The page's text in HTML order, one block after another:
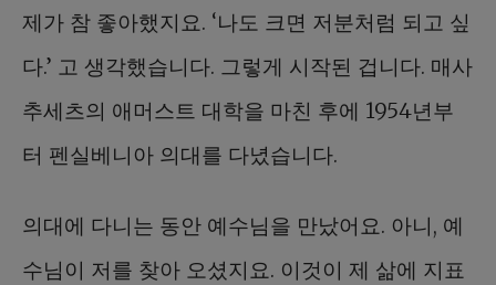
제가 참 좋아했지요. ‘나도 크면 저분처럼 되고 싶
다.’ 고 생각했습니다. 그렇게 시작된 겁니다. 매사
추세츠의 애머스트 대학을 마친 후에 1954년부
터 펜실베니아 의대를 다녔습니다.
의대에 다니는 동안 예수님을 만났어요. 아니, 예
수님이 저를 찾아 오셨지요. 이것이 제 삶에 지표